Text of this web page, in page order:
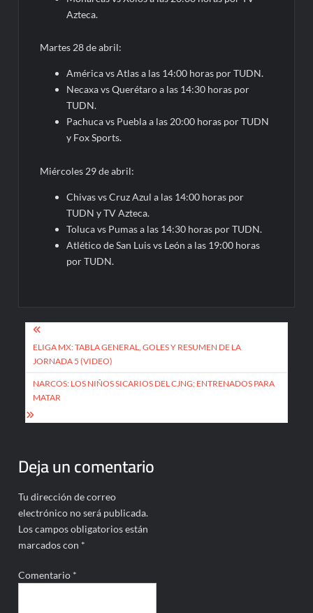
Azteca.
Martes 28 de abril:
América vs Atlas a las 14:00 horas por TUDN.
Necaxa vs Querétaro a las 14:30 horas por
TUDN.
Pachuca vs Puebla a las 20:00 horas por TUDN
y Fox Sports.
Miércoles 29 de abril:
Chivas vs Cruz Azul a las 14:00 horas por
TUDN y TV Azteca.
Toluca vs Pumas a las 14:30 horas por TUDN.
Atlético de San Luis vs León a las 19:00 horas
por TUDN.
Navegación
de
entradas
ELIGA MX: TABLA GENERAL, GOLES Y RESUMEN DE LA
JORNADA 5 (VIDEO)
NARCOS: LOS NIÑOS SICARIOS DEL CJNG; ENTRENADOS PARA
MATAR
Deja un comentario
Tu dirección de correo
electrónico no será publicada.
Los campos obligatorios están
marcados con *
Comentario *